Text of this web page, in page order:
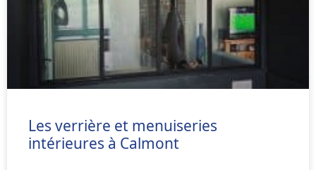
Les verrière et menuiseries
intérieures à Calmont